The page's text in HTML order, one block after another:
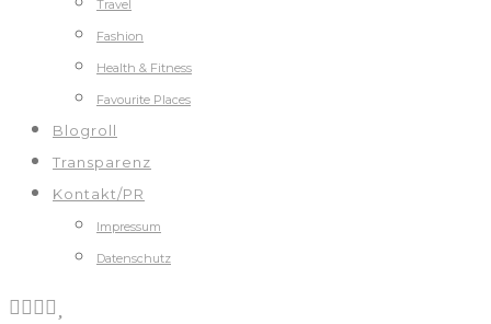
Travel
Fashion
Health & Fitness
Favourite Places
Blogroll
Transparenz
Kontakt/PR
Impressum
Datenschutz